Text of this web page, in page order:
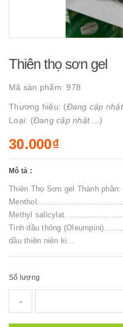
Thiên thọ sơn gel
Mã sản phẩm:978
Thương hiệu: (Đang cập nhật
Loại: (Đang cập nhật ... )
30.000₫
Mô tả :
Thiên Thọ Sơn gel Thành phần:
Methyl
Tinh dầu thông
dầu thiên niên ki...
Số lượng
-